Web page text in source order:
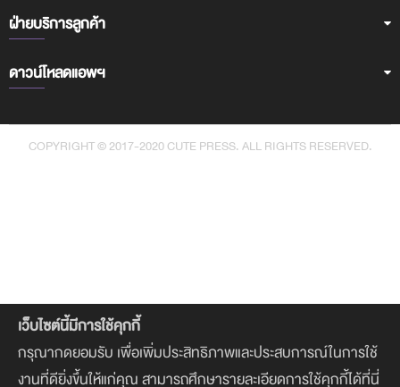
เว็บไซต์นี้มีการใช้คุกกี้
กรุณากดยอมรับ เพื่อเพิ่มประสิทธิภาพและประสบการณ์ในการใช้
งานที่ดียิ่งขึ้นให้แก่คุณ สามารถศึกษารายละเอียดการใช้คุกกี้ได้ที่นี่
ฝ่ายบริการลูกค้า
ดาวน์โหลดแอพฯ
COPYRIGHT © 2017-2020 CUTE PRESS. ALL RIGHTS RESERVED.